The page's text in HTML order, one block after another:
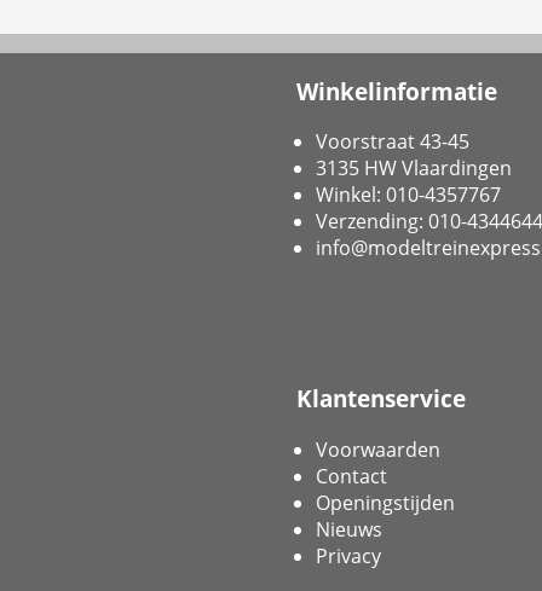
Winkelinformatie
Voorstraat 43-45
3135 HW Vlaardingen
Winkel: 010-4357767
Verzending: 010-4344644
Klantenservice
Voorwaarden
Contact
Openingstijden
Nieuws
Privacy